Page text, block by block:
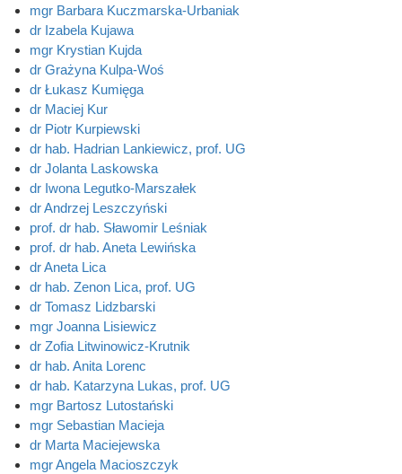
mgr Barbara Kuczmarska-Urbaniak
dr Izabela Kujawa
mgr Krystian Kujda
dr Grażyna Kulpa-Woś
dr Łukasz Kumięga
dr Maciej Kur
dr Piotr Kurpiewski
dr hab. Hadrian Lankiewicz, prof. UG
dr Jolanta Laskowska
dr Iwona Legutko-Marszałek
dr Andrzej Leszczyński
prof. dr hab. Sławomir Leśniak
prof. dr hab. Aneta Lewińska
dr Aneta Lica
dr hab. Zenon Lica, prof. UG
dr Tomasz Lidzbarski
mgr Joanna Lisiewicz
dr Zofia Litwinowicz-Krutnik
dr hab. Anita Lorenc
dr hab. Katarzyna Lukas, prof. UG
mgr Bartosz Lutostański
mgr Sebastian Macieja
dr Marta Maciejewska
mgr Angela Macioszczyk